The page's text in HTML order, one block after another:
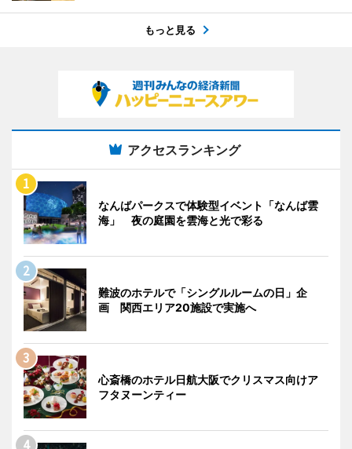
もっと見る
アクセスランキング
なんばパークスで体験型イベント「なんば雲
海」 夜の庭園を雲海と光で彩る
難波のホテルで「シングルルームの日」企
画 関西エリア20施設で実施へ
心斎橋のホテル日航大阪でクリスマス向けア
フタヌーンティー